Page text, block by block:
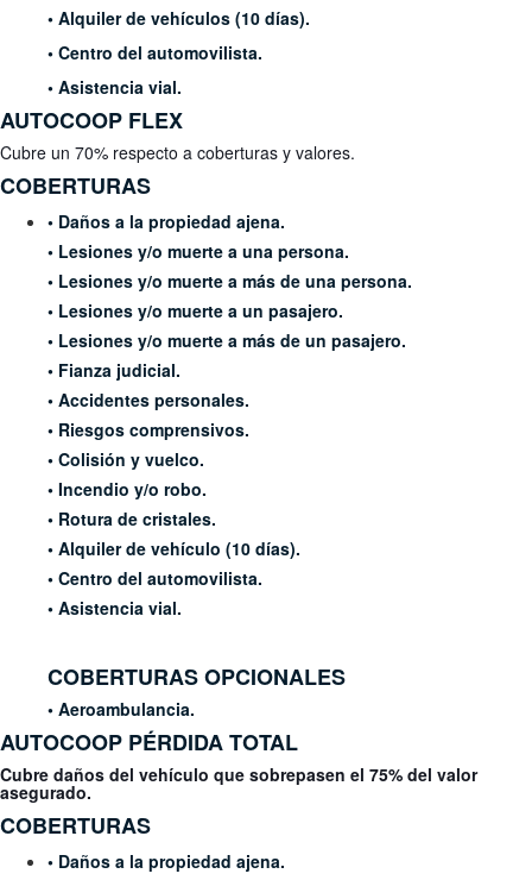
• Alquiler de vehículos (10 días).
• Centro del automovilista.
• Asistencia vial.
AUTOCOOP FLEX
Cubre un 70% respecto a coberturas y valores.
COBERTURAS
• Daños a la propiedad ajena.
• Lesiones y/o muerte a una persona.
• Lesiones y/o muerte a más de una persona.
• Lesiones y/o muerte a un pasajero.
• Lesiones y/o muerte a más de un pasajero.
• Fianza judicial.
• Accidentes personales.
• Riesgos comprensivos.
• Colisión y vuelco.
• Incendio y/o robo.
• Rotura de cristales.
• Alquiler de vehículo (10 días).
• Centro del automovilista.
• Asistencia vial.
COBERTURAS OPCIONALES
• Aeroambulancia.
AUTOCOOP PÉRDIDA TOTAL
Cubre daños del vehículo que sobrepasen el 75% del valor
asegurado.
COBERTURAS
• Daños a la propiedad ajena.